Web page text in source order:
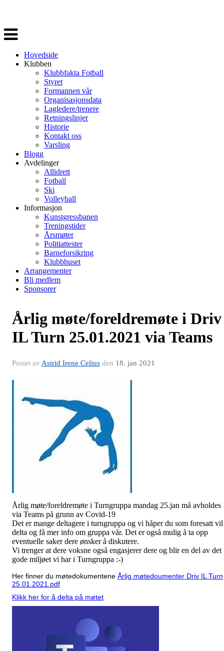
Veksle
navigasjon
Hovedside
Klubben
Klubbfakta Fotball
Styret
Formannen vår
Organisasjonsdata
Lagledere/trenere
Retningslinjer
Historie
Kontakt oss
Varsling
Blogg
Avdelinger
Allidrett
Fotball
Ski
Volleyball
Informasjon
Kunstgressbanen
Treningstider
Årsmøter
Politiattester
Barneforsikring
Klubbhuset
Arrangementer
Bli medlem
Sponsorer
Årlig møte/foreldremøte i Driv
IL Turn 25.01.2021 via Teams
Postet av Astrid Irene Celius den 18. jan 2021
Årlig møte/foreldremøte i Turngruppa mandag 25.jan må avholdes
via Teams på grunn av Covid-19
Det er mange deltagere i turngruppa og vi håper du som foresatt vil
delta og få mer info om gruppa vår. Det er også mulig å ta opp
eventuelle saker dere ønsker å diskutere.
Vi trenger at dere voksne også engasjerer dere og blir en del av det
gode miljøet vi har i Turngruppa :-)
Her finner du møtedokumentene Årlig møtedoumenter Driv IL Turn
25.01.2021.pdf
Klikk her for å delta på møtet